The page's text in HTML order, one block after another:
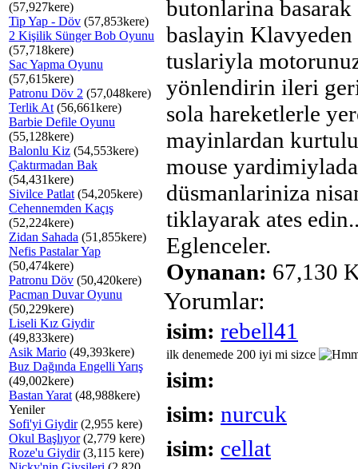
(57,927kere)
Tip Yap - Döv (57,853kere)
2 Kişilik Sünger Bob Oyunu
(57,718kere)
Sac Yapma Oyunu
(57,615kere)
Patronu Döv 2 (57,048kere)
Terlik At (56,661kere)
Barbie Defile Oyunu
(55,128kere)
Balonlu Kiz (54,553kere)
Çaktırmadan Bak
(54,431kere)
Sivilce Patlat (54,205kere)
Cehennemden Kaçış
(52,224kere)
Zidan Sahada (51,855kere)
Nefis Pastalar Yap
(50,474kere)
Patronu Döv (50,420kere)
Pacman Duvar Oyunu
(50,229kere)
Liseli Kız Giydir
(49,833kere)
Asik Mario (49,393kere)
Buz Dağında Engelli Yarış
(49,002kere)
Bastan Yarat (48,988kere)
Yeniler
Sofi'yi Giydir(2,955 kere)
Okul Başlıyor(2,779 kere)
Roze'u Giydir(3,115 kere)
butonlarina basarak
baslayin
tuslariyla
yönlendirin ileri
sola hareketlerle
mayinlardan
mouse yardimiylada
düsmanlariniza
tiklayarak ates
Eglenceler.
Oynanan: 67,130
Yorumlar:
isim: rebell41
ilk denemede 200 iyi mi sizce
isim:
isim: nurcuk
isim: cellat